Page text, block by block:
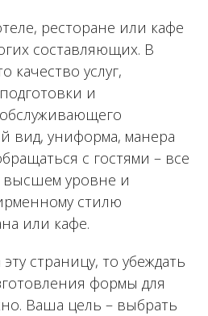
ресторане или кафе
составляющих. В
качество услуг,
и
вид, униформа, манера
с гостями – все
высшем уровне и
стилю
или кафе.
страницу, то убеждать
формы для
Ваша цель – выбрать